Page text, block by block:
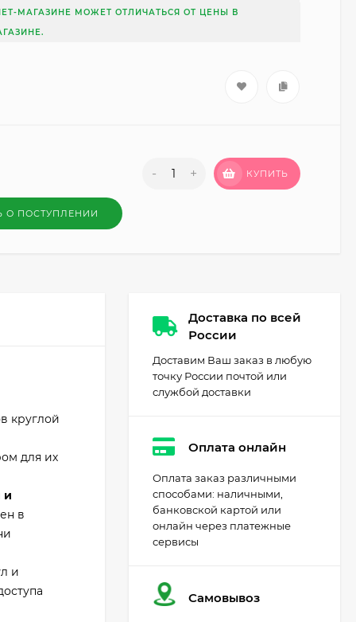
МАГАЗИНЕ МОЖЕТ ОТЛИЧАТЬСЯ ОТ ЦЕНЫ В
- + КУПИТЬ
О ПОСТУПЛЕНИИ
круглой
для их
и
в
и
Доставка по всей
России
Доставим Ваш заказ в любую
точку России почтой или
службой доставки
Оплата онлайн
Оплата заказ различными
способами: наличными,
банковской картой или
онлайн через платежные
сервисы
Самовывоз